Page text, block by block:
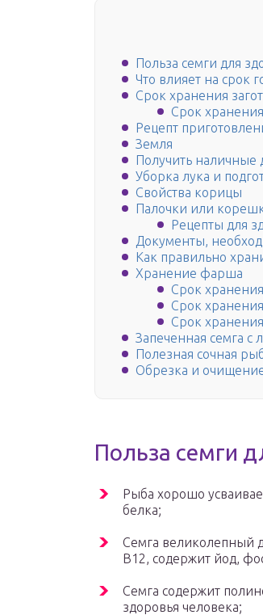
Польза семги для
Что влияет на срок
Срок хранения
Срок
Рецепт
Земля
Получить наличные
Уборка лука и
Свойства корицы
Палочки или
Рецепты для
Документы,
Как правильно
Хранение фарша
Срок
Срок
Срок
Запеченная семга с
Полезная сочная
Обрезка и
Польза семги
Рыба хорошо
белка;
Семга великолепный
B12, содержит йод,
Семга содержит
здоровья человека;